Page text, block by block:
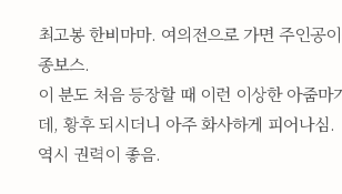
최고봉 한비마마. 여의전으로 가면 주인공
종보스.
이 분도 처음 등장할 때 이런 이상한 아줌
데, 황후 되시더니 아주 화사하게 피어나심.
역시 권력이 좋음.